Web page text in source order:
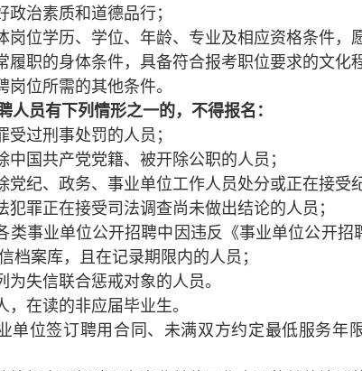
政治素质和道德品行；
岗位学历、学位、年龄、专业及相应资格条件，
履职的身体条件，具备符合报考职位要求的文化
岗位所需的其他条件。
人员有下列情形之一的，不得报名：
受过刑事处罚的人员；
中国共产党党籍、被开除公职的人员；
党纪、政务、事业单位工作人员处分或正在接受
犯罪正在接受司法调查尚未做出结论的人员；
类事业单位公开招聘中因违反《事业单位公开
档案库，且在记录期限内的人员；
为失信联合惩戒对象的人员。
，在读的非应届毕业生。
单位签订聘用合同、未满双方约定最低服务年